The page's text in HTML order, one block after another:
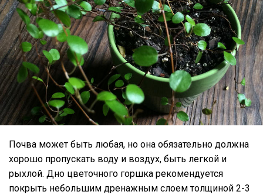
Почва может быть любая, но она обязательно должна
хорошо пропускать воду и воздух, быть легкой и
рыхлой. Дно цветочного горшка рекомендуется
покрыть небольшим дренажным слоем толщиной 2-3